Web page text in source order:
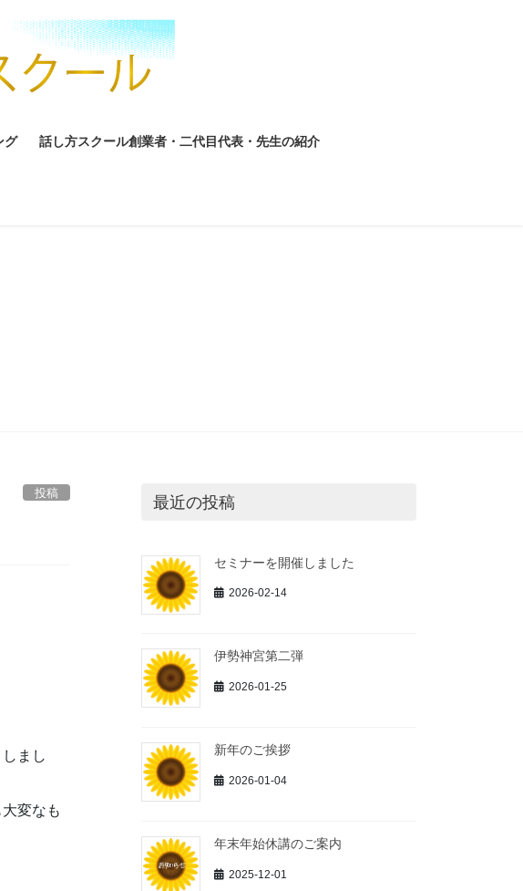
グ 話し方スクール創業者・二代目代表・先生の紹介
投稿
まし
変なも
最近の投稿
セミナーを開催しました
2026-02-14
伊勢神宮第二弾
2026-01-25
新年のご挨拶
2026-01-04
年末年始休講のご案内
2025-12-01